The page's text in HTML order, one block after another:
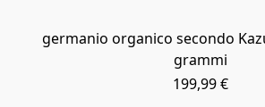
germanio organico secondo
grammi
199,99 €